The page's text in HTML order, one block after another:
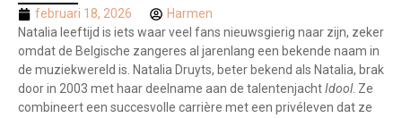
februari 18, 2026
Harmen
Natalia leeftijd is iets waar veel fans nieuwsgierig naar zijn, zeker
omdat de Belgische zangeres al jarenlang een bekende naam in
de muziekwereld is. Natalia Druyts, beter bekend als Natalia, brak
door in 2003 met haar deelname aan de talentenjachtIdool. Ze
combineert een succesvolle carrière met een privéleven dat ze